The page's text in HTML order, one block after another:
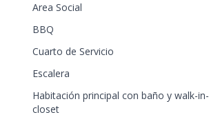
Area Social
BBQ
Cuarto de Servicio
Escalera
Habitación principal con baño y walk-in-
closet